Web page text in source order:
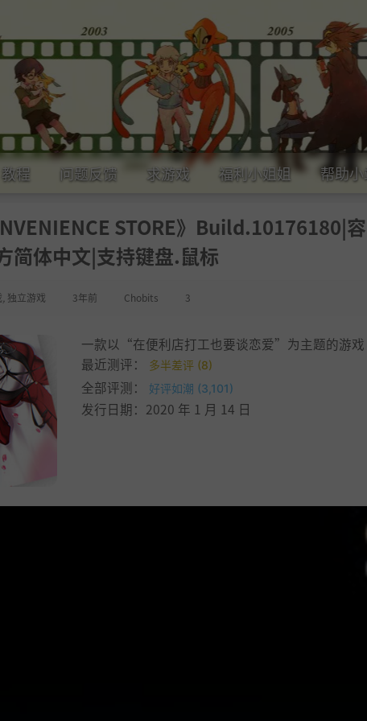
教程 问题反馈 求游戏 福利小姐姐 帮助
STORE》Build.10176180|
简体中文|支持键盘.鼠标
独立游戏 3年前 Chobits 3
一款以“在便利店打工也要谈恋爱”为主题的游戏
最近测评：
多半差评 (8)
全部评测： 好评如潮 (3,101)
发行日期：2020 年 1 月 14 日